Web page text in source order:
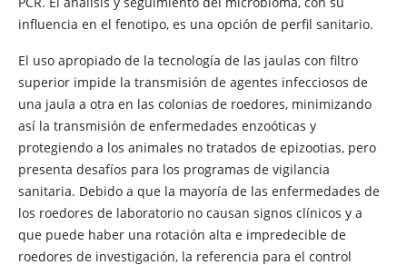
influencia en el fenotipo, es una opción de perfil sanitario.
El uso apropiado de la tecnología de las jaulas con filtro
superior impide la transmisión de agentes infecciosos de
una jaula a otra en las colonias de roedores, minimizando
así la transmisión de enfermedades enzoóticas y
protegiendo a los animales no tratados de epizootias, pero
presenta desafíos para los programas de vigilancia
sanitaria. Debido a que la mayoría de las enfermedades de
los roedores de laboratorio no causan signos clínicos y a
que puede haber una rotación alta e impredecible de
roedores de investigación, la referencia para el control